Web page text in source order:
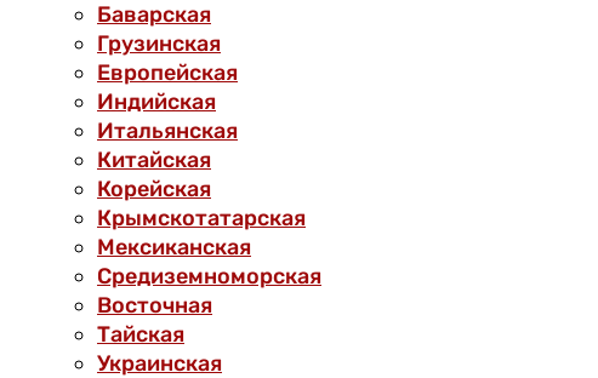
Баварская
Грузинская
Европейская
Индийская
Итальянская
Китайская
Корейская
Крымскотатарская
Мексиканская
Средиземноморская
Восточная
Тайская
Украинская